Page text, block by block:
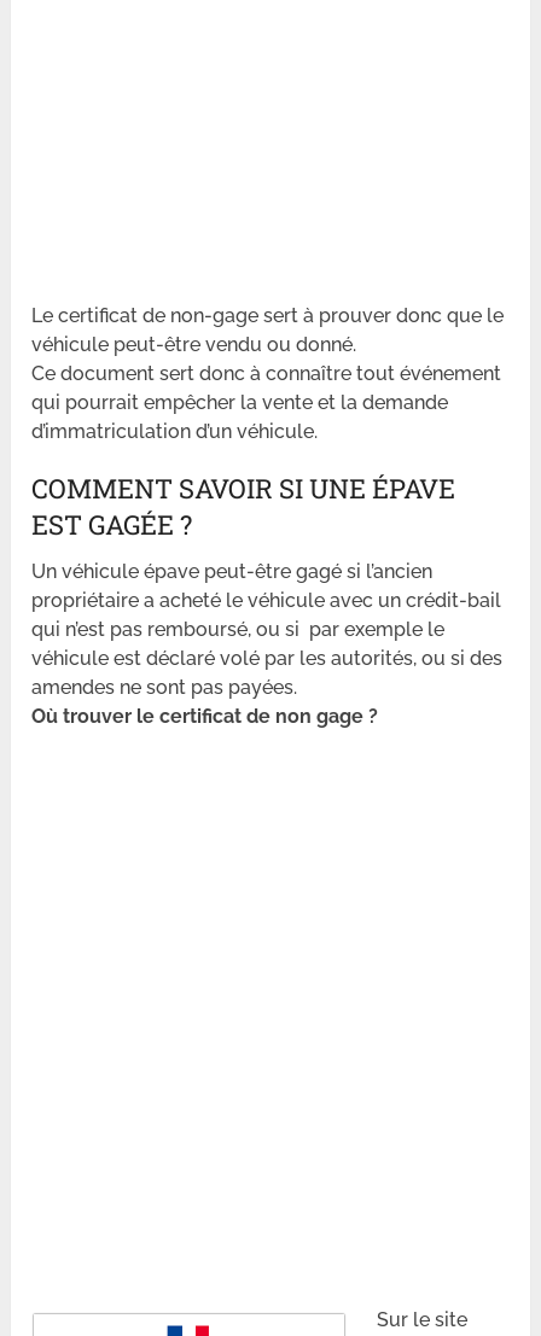
Le certificat de non-gage sert à prouver donc que le
véhicule peut-être vendu ou donné.
Ce document sert donc à connaître tout événement
qui pourrait empêcher la vente et la demande
d’immatriculation d’un véhicule.
COMMENT SAVOIR SI UNE ÉPAVE
EST GAGÉE ?
Un véhicule épave peut-être gagé si l’ancien
propriétaire a acheté le véhicule avec un crédit-bail
qui n’est pas remboursé, ou si par exemple le
véhicule est déclaré volé par les autorités, ou si des
amendes ne sont pas payées.
Où trouver le certificat de non gage ?
Sur le site